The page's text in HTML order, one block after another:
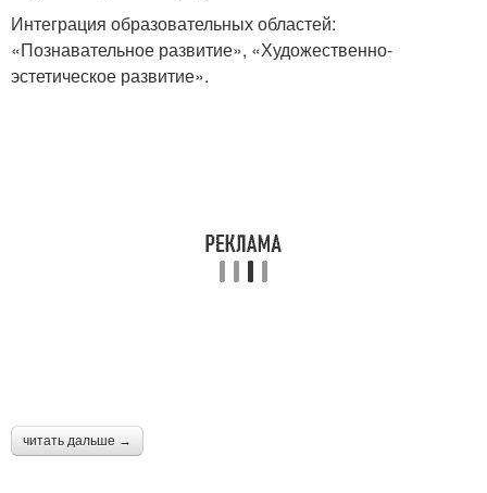
Интеграция образовательных областей:
«Познавательное развитие», «Художественно-
эстетическое развитие».
читать дальше →